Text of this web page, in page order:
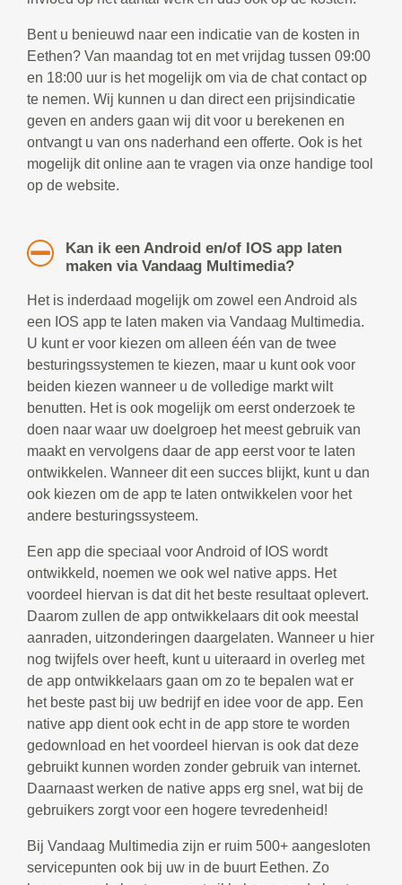
Bent u benieuwd naar een indicatie van de kosten in
Eethen? Van maandag tot en met vrijdag tussen 09:00
en 18:00 uur is het mogelijk om via de chat contact op
te nemen. Wij kunnen u dan direct een prijsindicatie
geven en anders gaan wij dit voor u berekenen en
ontvangt u van ons naderhand een offerte. Ook is het
mogelijk dit online aan te vragen via onze handige tool
op de website.
Kan ik een Android en/of IOS app laten
maken via Vandaag Multimedia?
Het is inderdaad mogelijk om zowel een Android als
een IOS app te laten maken via Vandaag Multimedia.
U kunt er voor kiezen om alleen één van de twee
besturingssystemen te kiezen, maar u kunt ook voor
beiden kiezen wanneer u de volledige markt wilt
benutten. Het is ook mogelijk om eerst onderzoek te
doen naar waar uw doelgroep het meest gebruik van
maakt en vervolgens daar de app eerst voor te laten
ontwikkelen. Wanneer dit een succes blijkt, kunt u dan
ook kiezen om de app te laten ontwikkelen voor het
andere besturingssysteem.
Een app die speciaal voor Android of IOS wordt
ontwikkeld, noemen we ook wel native apps. Het
voordeel hiervan is dat dit het beste resultaat oplevert.
Daarom zullen de app ontwikkelaars dit ook meestal
aanraden, uitzonderingen daargelaten. Wanneer u hier
nog twijfels over heeft, kunt u uiteraard in overleg met
de app ontwikkelaars gaan om zo te bepalen wat er
het beste past bij uw bedrijf en idee voor de app. Een
native app dient ook echt in de app store te worden
gedownload en het voordeel hiervan is ook dat deze
gebruikt kunnen worden zonder gebruik van internet.
Daarnaast werken de native apps erg snel, wat bij de
gebruikers zorgt voor een hogere tevredenheid!
Bij Vandaag Multimedia zijn er ruim 500+ aangesloten
servicepunten ook bij uw in de buurt Eethen. Zo